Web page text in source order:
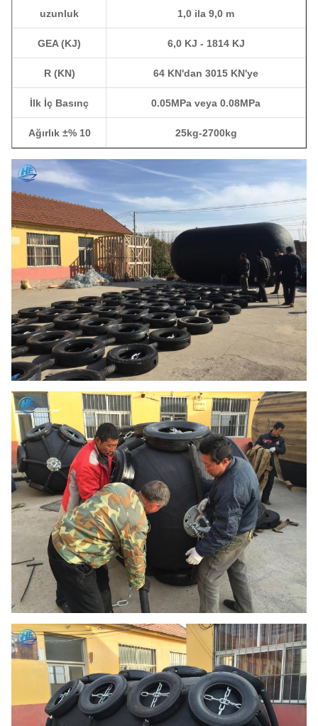
uzunluk 1,0 ila 9,0 m
GEA (KJ) 6,0 KJ - 1814 KJ
R (KN) 64 KN'dan 3015 KN'ye
İlk İç Basınç 0.05MPa veya 0.08MPa
Ağırlık ±% 10 25kg-2700kg